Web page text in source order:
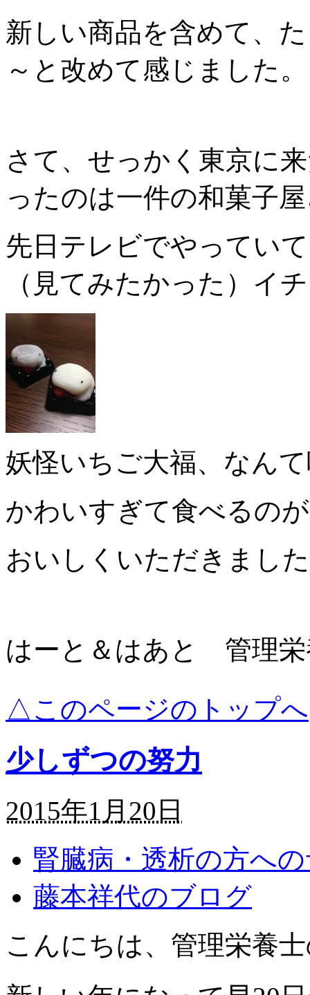
新しい商品を含めて、
～と改めて感じました。
さて、せっかく東京に
ったのは一件の和菓子
先日テレビでやってい
（見てみたかった）イ
妖怪いちご大福、なん
かわいすぎて食べるの
おいしくいただきまし
はーと＆はあと 管理
△このページのトップへ
少しずつの努力
2015年1月20日
腎臓病・透析の方へ
藤本祥代のブログ
こんにちは、管理栄養